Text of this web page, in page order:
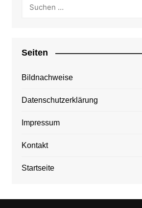
Seiten
Bildnachweise
Datenschutzerklärung
Impressum
Kontakt
Startseite